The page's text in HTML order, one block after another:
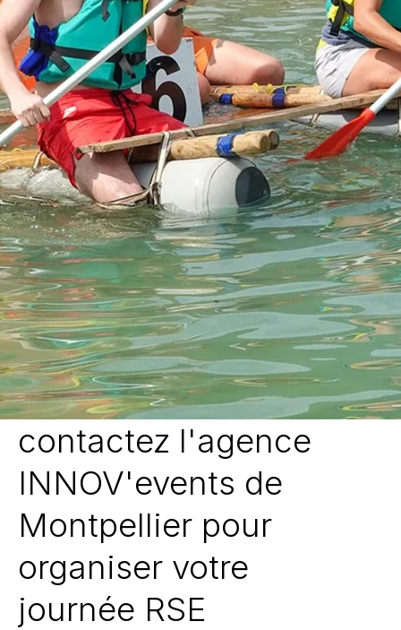
contactez l'agence
INNOV'events de
Montpellier pour
organiser votre
journée RSE